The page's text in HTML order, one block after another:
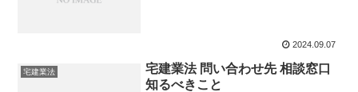
2024.09.07
宅建業法
宅建業法 問い合わせ先 相談窓口
知るべきこと